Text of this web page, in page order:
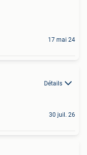
17 mai 24
Détails
30 juil. 26